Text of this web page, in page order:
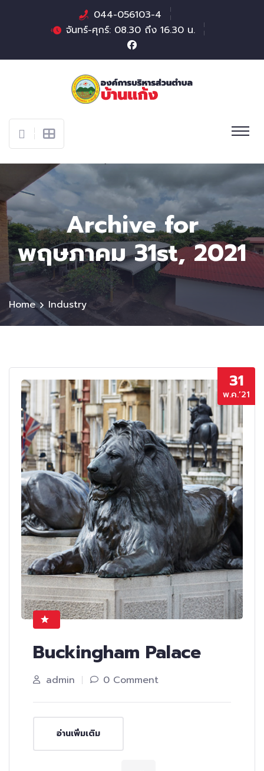
044-056103-4
จันทร์-ศุกร์: 08.30 ถึง 16.30 น.
Archive for
พฤษภาคม 31st, 2021
Home Industry
31
พ.ค.’21
Buckingham Palace
admin 0 Comment
อ่านเพิ่มเติม